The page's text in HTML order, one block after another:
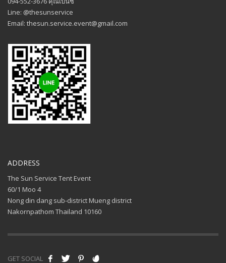
Line: @thesunservice
Email: thesun.service.event@gmail.com
ADDRESS
The Sun Service Tent Event
60/1 Moo 4
Nong din dang sub-district Mueng district
Nakornpathom Thailand 10160
GET SOCIAL